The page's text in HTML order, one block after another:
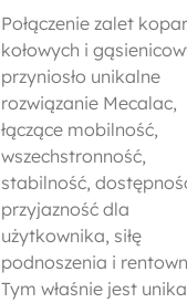
Połączenie zalet
kołowych i
przyniosło unikalne
rozwiązanie Mecalac,
łączące mobilność,
wszechstronność,
stabilność,
przyjazność dla
użytkownika, siłę
podnoszenia i
Tym właśnie jest